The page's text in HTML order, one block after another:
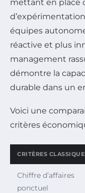
mettant en place
équipes
réactive et plus
management
démontre la
durable dans un
Voici une
critères
CRITÈRES
Chiffre d’affaires
ponctuel